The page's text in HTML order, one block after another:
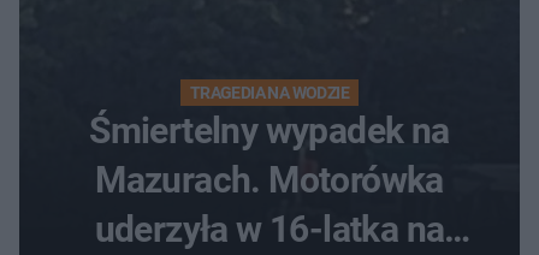
TRAGEDIA NA WODZIE
Śmiertelny wypadek na
Mazurach. Motorówka
uderzyła w 16-latka na